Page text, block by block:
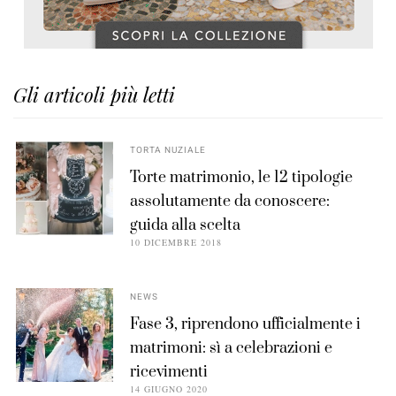
Gli articoli più letti
TORTA NUZIALE
Torte matrimonio, le 12 tipologie
assolutamente da conoscere:
guida alla scelta
10 DICEMBRE 2018
NEWS
Fase 3, riprendono ufficialmente i
matrimoni: sì a celebrazioni e
ricevimenti
14 GIUGNO 2020